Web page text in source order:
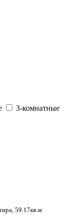
3-комнатные